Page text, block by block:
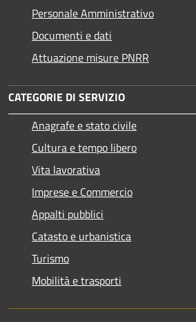
Personale Amministrativo
Documenti e dati
Attuazione misure PNRR
CATEGORIE DI SERVIZIO
Anagrafe e stato civile
Cultura e tempo libero
Vita lavorativa
Imprese e Commercio
Appalti pubblici
Catasto e urbanistica
Turismo
Mobilità e trasporti